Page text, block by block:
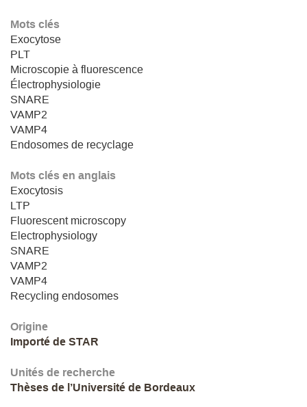
Mots clés
Exocytose
PLT
Microscopie à fluorescence
Électrophysiologie
SNARE
VAMP2
VAMP4
Endosomes de recyclage
Mots clés en anglais
Exocytosis
LTP
Fluorescent microscopy
Electrophysiology
SNARE
VAMP2
VAMP4
Recycling endosomes
Origine
Importé de STAR
Unités de recherche
Thèses de l’Université de Bordeaux